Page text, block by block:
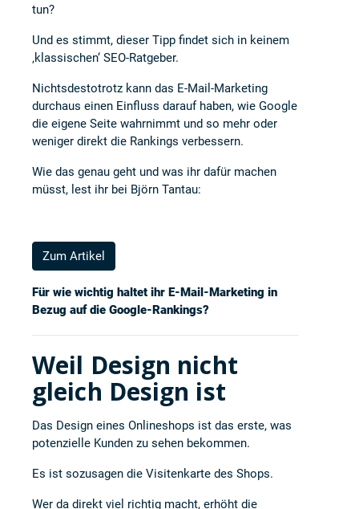
tun?
Und es stimmt, dieser Tipp findet sich in keinem
‚klassischen‘ SEO-Ratgeber.
Nichtsdestotrotz kann das E-Mail-Marketing
durchaus einen Einfluss darauf haben, wie Google
die eigene Seite wahrnimmt und so mehr oder
weniger direkt die Rankings verbessern.
Wie das genau geht und was ihr dafür machen
müsst, lest ihr bei Björn Tantau:
Zum Artikel
Für wie wichtig haltet ihr E-Mail-Marketing in
Bezug auf die Google-Rankings?
Weil Design nicht
gleich Design ist
Das Design eines Onlineshops ist das erste, was
potenzielle Kunden zu sehen bekommen.
Es ist sozusagen die Visitenkarte des Shops.
Wer da direkt viel richtig macht, erhöht die